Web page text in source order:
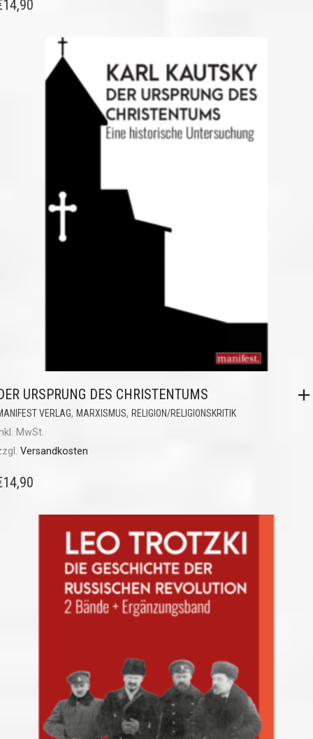
14,90
URSPRUNG DES CHRISTENTUMS
VERLAG, MARXISMUS, RELIGION/RELIGIONSKRITIK
MwSt.
Versandkosten
14,90